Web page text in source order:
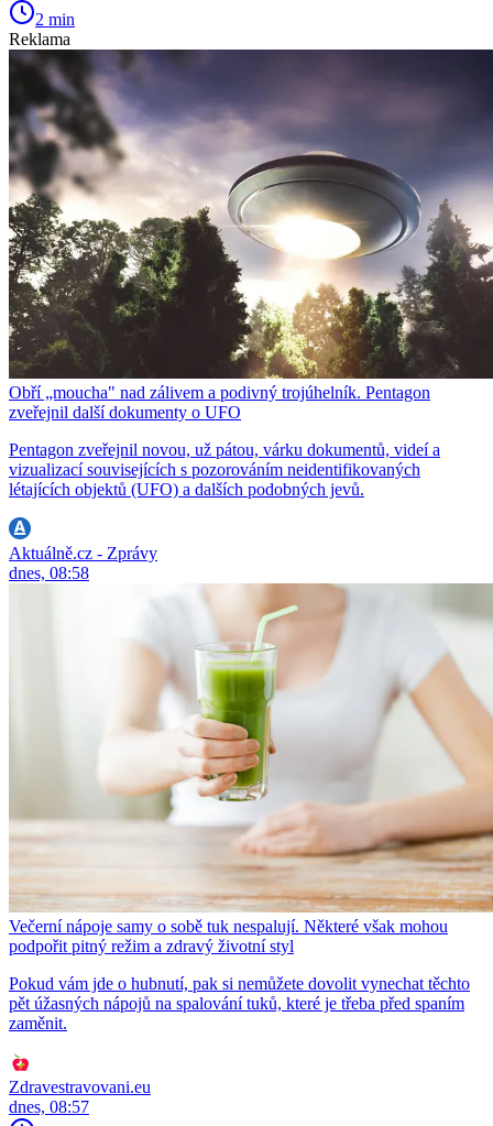
2 min
Reklama
Obří „moucha" nad zálivem a podivný trojúhelník. Pentagon
zveřejnil další dokumenty o UFO
Pentagon zveřejnil novou, už pátou, várku dokumentů, videí a
vizualizací souvisejících s pozorováním neidentifikovaných
létajících objektů (UFO) a dalších podobných jevů.
Aktuálně.cz - Zprávy
dnes, 08:58
Večerní nápoje samy o sobě tuk nespalují. Některé však mohou
podpořit pitný režim a zdravý životní styl
Pokud vám jde o hubnutí, pak si nemůžete dovolit vynechat těchto
pět úžasných nápojů na spalování tuků, které je třeba před spaním
zaměnit.
Zdravestravovani.eu
dnes, 08:57